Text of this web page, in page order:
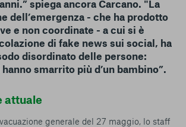
spiega ancora Carcano. "La
dell’emergenza - che ha prodotto
e non coordinate - a cui si è
di fake news sui social, ha
disordinato delle persone:
smarrito più d’un bambino”.
attuale
generale del 27 maggio, lo staff